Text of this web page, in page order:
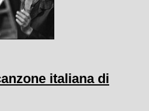
italiana di